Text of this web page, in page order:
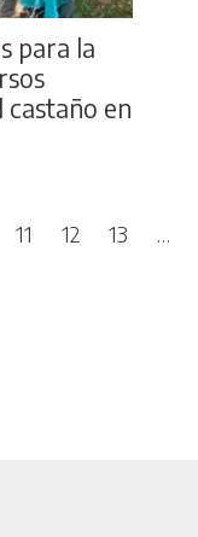
para la
castaño en
11 12 13 …